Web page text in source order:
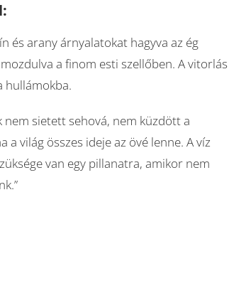
és arany árnyalatokat hagyva az ég
a finom esti szellőben. A vitorlás
hullámokba.
nem sietett sehová, nem küzdött a
világ összes ideje az övé lenne. A víz
van egy pillanatra, amikor nem